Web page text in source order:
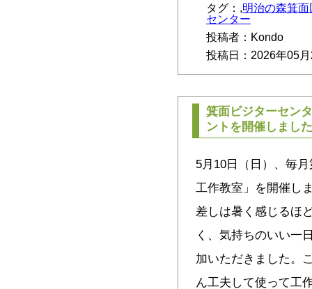
タグ：, 明治の森箕
センター
投稿者：Kondo
投稿日：2026年05
箕面ビジターセン
ントを開催しまし
5月10日（日）、毎
工作教室」を開催し
差しは暑く感じるほ
く、気持ちのいい一
加いただきました。
ん工夫して使って工